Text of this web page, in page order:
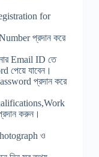
for
প্রদান করে
Email ID তে
যাবেন।
প্রদান করে
করুন।
ও